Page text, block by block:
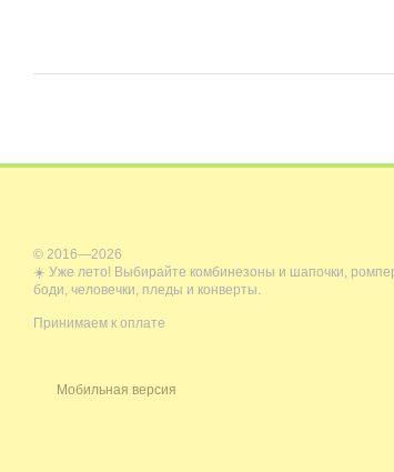
© 2016—2026
☀️ Уже лето! Выбирайте комбинезоны и шапочки,
боди, человечки, пледы и конверты.
Принимаем к оплате
Мобильная версия